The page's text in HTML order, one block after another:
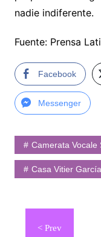
nadie indiferente.
Fuente: Prensa
Facebook
Messenger
Camerata Vocale
Casa Vitier
Navegación